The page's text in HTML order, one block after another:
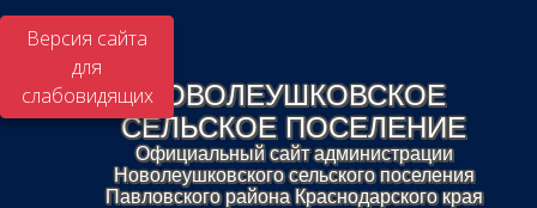
Версия сайта
для
слабовидящихНОВОЛЕУШКОВСКОЕ
СЕЛЬСКОЕ ПОСЕЛЕНИЕ
Официальный сайт администрации
Новолеушковского сельского поселения
Павловского района Краснодарского края